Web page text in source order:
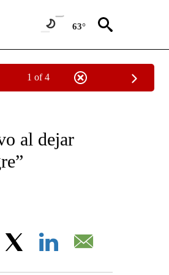
63°
1 of 4
ON "NOTICIAS - CNN".
al dejar
Facebook